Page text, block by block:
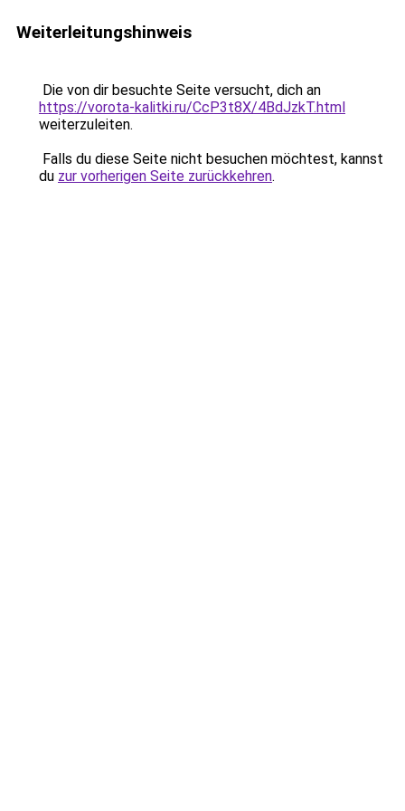
Weiterleitungshinweis
Die von dir besuchte Seite versucht, dich an
https://vorota-kalitki.ru/CcP3t8X/4BdJzkT.html
weiterzuleiten.
Falls du diese Seite nicht besuchen möchtest, kannst
du zur vorherigen Seite zurückkehren.